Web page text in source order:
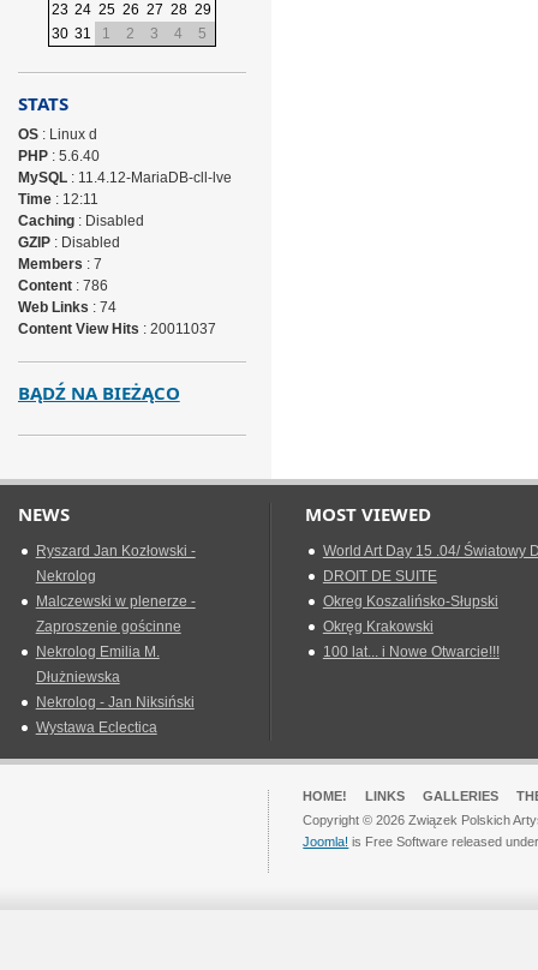
23 24 25 26 27 28 29
30 31 1 2 3 4 5
STATS
OS: Linux d
PHP: 5.6.40
MySQL: 11.4.12-MariaDB-cll-lve
Time: 12:11
Caching: Disabled
GZIP: Disabled
Members : 7
Content: 786
Web Links : 74
Content View Hits : 20011037
BĄDŹ NA BIEŻĄCO
NEWS
Ryszard Jan Kozłowski -
Nekrolog
Malczewski w plenerze -
Zaproszenie gościnne
Nekrolog Emilia M.
Dłużniewska
Nekrolog - Jan Niksiński
Wystawa Eclectica
MOST VIEWED
World Art Day 15 .04/ Światowy
DROIT DE SUITE
Okreg Koszalińsko-Słupski
Okręg Krakowski
100 lat... i Nowe Otwarcie!!!
HOME! LINKS GALLERIES
Copyright © 2026 Związek Polskich
Joomla! is Free Software released